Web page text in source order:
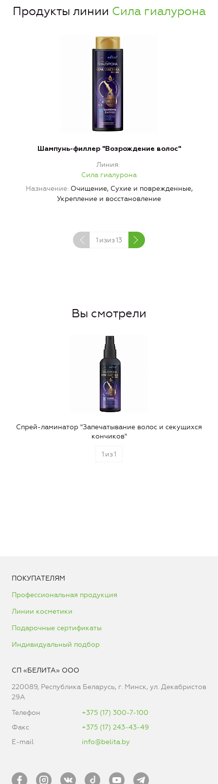
Продукты линии Сила гиалурона
Шампунь-филлер "Возрождение волос"
Линия
Сила гиалурона
Назначение Очищение, Сухие и поврежденные,
Укрепление и восстановление
1 изиз13
Вы смотрели
Спрей-ламинатор "Запечатывание волос и секущихся
кончиков"
1 из1
ПОКУПАТЕЛЯМ
Профессиональная продукция
Линии косметики
Подарочные сертификаты
Индивидуальный подбор
СП «БЕЛИТА» ООО
220089, Республика Беларусь, г. Минск, ул. Декабристов
29А
Телефон
+375 (17) 300-7-100
Факс
+375 (17) 243-43-49
E-mail
info@belita.by